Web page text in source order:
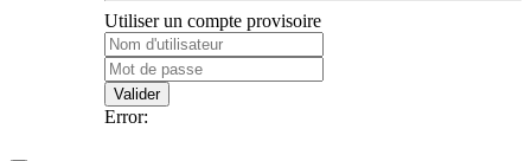
Utiliser un compte provisoire
Valider
Error: